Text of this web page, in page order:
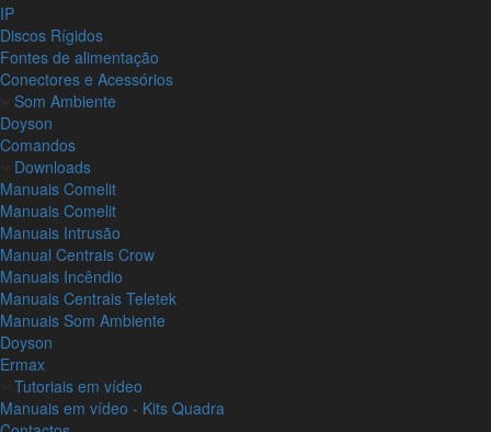
IP
Discos Rígidos
Fontes de alimentação
Conectores e Acessórios
Som Ambiente
Doyson
Comandos
Downloads
Manuais Comelit
Manuais Comelit
Manuais Intrusão
Manual Centrais Crow
Manuais Incêndio
Manuais Centrais Teletek
Manuais Som Ambiente
Doyson
Ermax
Tutoriais em vídeo
Manuais em vídeo - Kits Quadra